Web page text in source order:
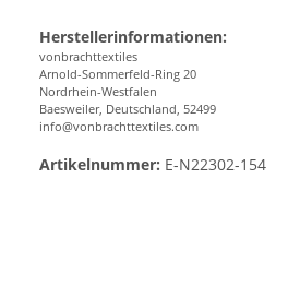
Herstellerinformationen:
vonbrachttextiles
Arnold-Sommerfeld-Ring 20
Nordrhein-Westfalen
Baesweiler, Deutschland, 52499
info@vonbrachttextiles.com
Artikelnummer: E-N22302-154